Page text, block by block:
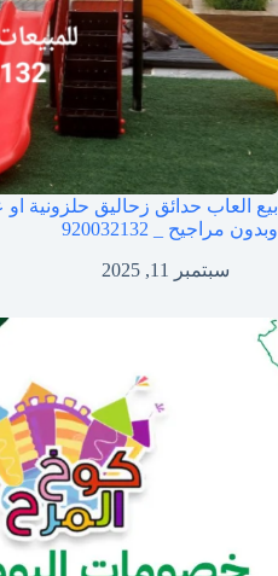
بيع العاب حدائق زحاليق حلزونية
وبدون مراجيح _ 920032132
سبتمبر 11, 2025